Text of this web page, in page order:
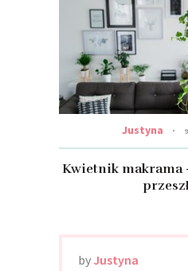
Justyna
Kwietnik makrama
by Justyna